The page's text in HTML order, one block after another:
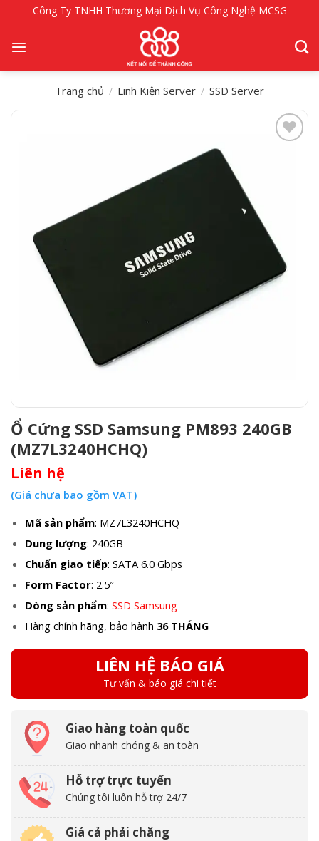
nội
Công Ty TNHH Thương Mại Dịch Vụ Công Nghệ MCSG
Trang chủ / Linh Kiện Server / SSD Server
Ổ Cứng SSD Samsung PM893 240GB
(MZ7L3240HCHQ)
Liên hệ
(Giá chưa bao gồm VAT)
Mã sản phẩm: MZ7L3240HCHQ
Dung lượng: 240GB
Chuẩn giao tiếp: SATA 6.0 Gbps
Form Factor: 2.5″
Dòng sản phẩm: SSD Samsung
Hàng chính hãng, bảo hành 36 THÁNG
LIÊN HỆ BÁO GIÁ
Tư vấn & báo giá chi tiết
Giao hàng toàn quốc
Giao nhanh chóng & an toàn
Hỗ trợ trực tuyến
Chúng tôi luôn hỗ trợ 24/7
Giá cả phải chăng